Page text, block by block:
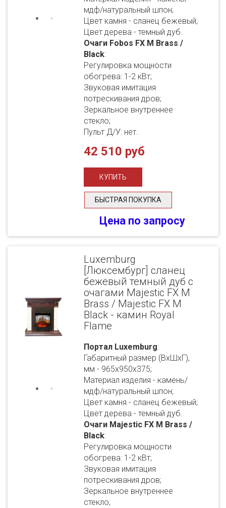
мдф/натуральный шпон;
Цвет камня - сланец бежевый;
Цвет дерева - темный дуб.
Очаги Fobos FX M Brass /
Black:
Регулировка мощности
обогрева: 1-2 кВт;
Звуковая имитация
потрескивания дров;
Зеркальное внутреннее
стекло;
Пульт Д/У: нет.
42 510 руб
БЫСТРАЯ ПОКУПКА
Цена по запросу
Luxemburg
[Люксембург] сланец
бежевый темный дуб с
очагами Majestic FX M
Brass / Majestic FX M
Black - камин Royal
Flame
Портал Luxemburg:
Габаритный размер (ВхШхГ),
мм - 965х950х375;
Материал изделия - камень/
мдф/натуральный шпон;
Цвет камня - сланец бежевый;
Цвет дерева - темный дуб.
Очаги Majestic FX M Brass /
Black:
Регулировка мощности
обогрева: 1-2 кВт;
Звуковая имитация
потрескивания дров;
Зеркальное внутреннее
стекло;